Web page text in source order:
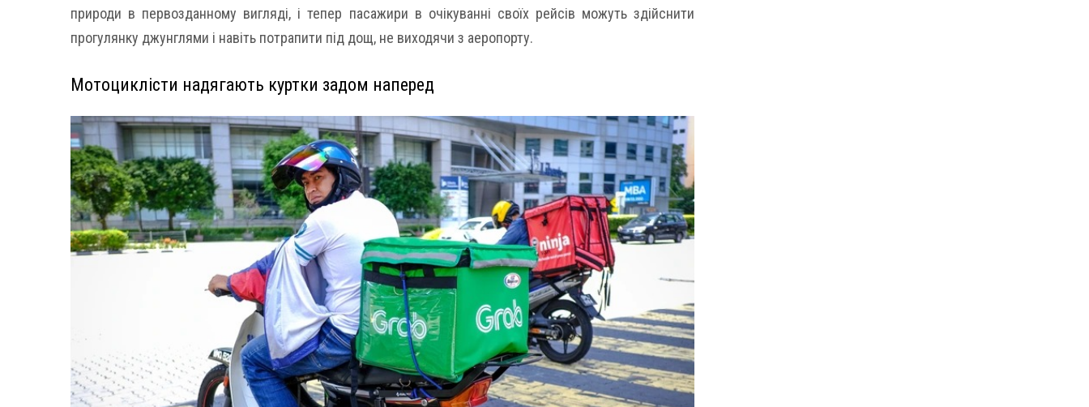
природи в первозданному вигляді, і тепер пасажири в очікуванні своїх рейсів можуть здійснити
прогулянку джунглями і навіть потрапити під дощ, не виходячи з аеропорту.
Мотоциклісти надягають куртки задом наперед